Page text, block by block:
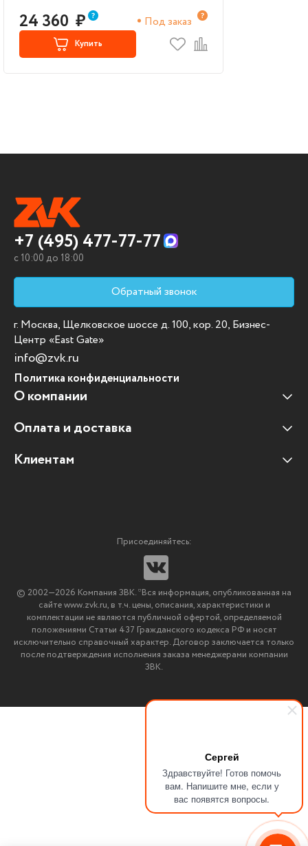
Сергей
Здравствуйте! Готов помочь
вам. Напишите мне, если у
вас появятся вопросы.
24 360 ₽ Под заказ
Купить
+7 (495) 477-77-77
c 10:00 до 18:00
Обратный звонок
г. Москва, Щелковское шоссе д. 100, кор. 20, Бизнес-
Центр «East Gate»
info@zvk.ru
Политика конфиденциальности
О компании
Наши клиенты
Отзывы клиентов
Оплата и доставка
Оплата и доставка
Клиентам
Мультимедийное оборудование
Импортозамещение ПО
© 2002—2026 Компания ЗВК. *Вся информация, опубликованная на
сайте www.zvk.ru, в т.ч. цены, описания, характеристики и
комплектации не являются публичной офертой, определяемой
положениями Статьи 437 Гражданского кодекса РФ и носят
исключительно справочный характер. Договор заключается только
после подтверждения исполнения заказа менеджерами компании
ЗВК.
Присоединяйтесь: